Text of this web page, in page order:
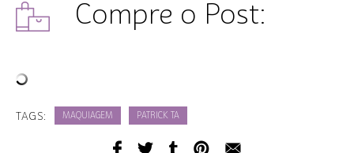
Compre o Post:
TAGS: MAQUIAGEM PATRICK TA